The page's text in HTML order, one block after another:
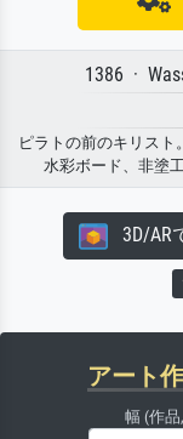
1386 ·
ピラトの前のキリスト
水彩ボード、非塗
3D/AR
アート
幅 (作品